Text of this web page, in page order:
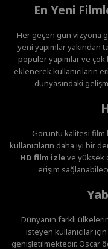
En Yeni
Her geçen gün vizyona
yeni yapımlar yakından
popüler yapımlar ve
eklenerek kullanıcıların
dünyasındaki
Görüntü kalitesi
kullanıcıların daha iyi bir
HD film izleve yüksek
erişim
Dünyanın farklı
isteyen kullanıcılar için
genişletilmektedir. Oscar